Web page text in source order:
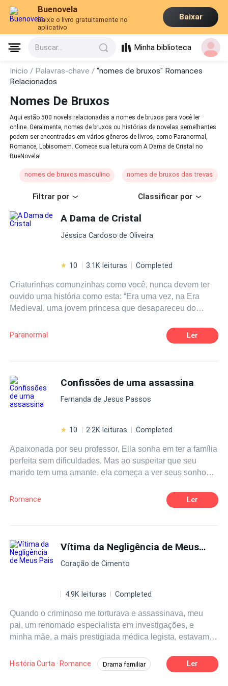
Buenovela
Baixe o livro gratuitamente no
aplicativo
Baixar
Buscar... Minha biblioteca
Inicio / Palavras-chave /"nomes de bruxos" Romances
Relacionados
Nomes De Bruxos
Aqui estão 500 novels relacionadas a nomes de bruxos para você ler
online. Geralmente, nomes de bruxos ou histórias de novelas semelhantes
podem ser encontradas em vários gêneros de livros, como Paranormal,
Romance, Lobisomem. Comece sua leitura com A Dama de Cristal no
BueNovela!
nomes de bruxos masculino nomes de bruxos das trevas
Filtrar por Classificar por
A Dama de Cristal
Jéssica Cardoso de Oliveira
10 3.1K leituras Completed
Criaturinhas comunzinhas como você, nunca devem ter
ouvido uma história como esta: “Era uma vez, na Era
Medieval, uma jovem princesa que desapareceu do
– daqueles de várias cabeças vindos de lendas
inimagináveis! – e por isso buscaram na interpretação
la, temendo enfrentá-los”. Prepare-se! Eis a convocação
para encarar profecias, escutar risadas de bruxas, se
divertir nos festins e beber junto com os taberneiros, ouvir
assombrações, criaturas celestiais, mágicas e espíritos
viagem que muda o percurso de uma vida inteira....
Paranormal Ler
Confissões de uma assassina
Fernanda de Jesus Passos
10 2.2K leituras Completed
Apaixonada por seu professor, Ella sonha em ter a família
perfeita sem dificuldades. Mas ao suspeitar que seu
marido tem uma amante, ela começa a ver seus sonhos
indo longe demais. Confissões de Uma Assassina é uma
história com base em fatos reais, que comprova que
Romance Ler
Vítima da Negligência de Meus Pais
Coração de Cimento
4.9K leituras Completed
Quando o criminoso me torturava e assassinava, meu
pai, um renomado especialista em investigações, e
minha mãe, a mais prestigiada médica legista, estavam
competição. O criminoso, que já havia sido preso pelo
meu pai e estava determinado a se vingar, cortou minha
História Curta · Romance Drama familiar Ler